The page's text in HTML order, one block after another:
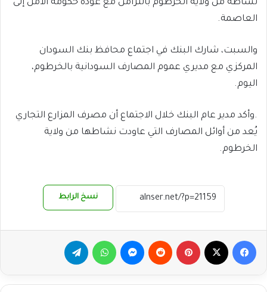
نشاطه من ولاية الخرطوم بالتزامن مع عودة حكومة الأمل إلى
العاصمة.
والسبت، شارك البنك في اجتماع محافظ بنك السودان
المركزي مع مديري عموم المصارف السودانية بالخرطوم،
اليوم.
.وأكد مدير عام البنك خلال الاجتماع أن مصرف المزارع التجاري
يُعد من أوائل المصارف التي عاودت نشاطها من ولاية
الخرطوم.
نسخ الرابط
فيسبوك بينتيريست ماسنجر واتساب